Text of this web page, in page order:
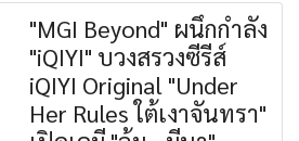
"MGI Beyond" ผนึกกำลัง
"iQIYI" บวงสรวงซีรีส์
iQIYI Original "Under
Her Rules ใต้เงาจันทรา"